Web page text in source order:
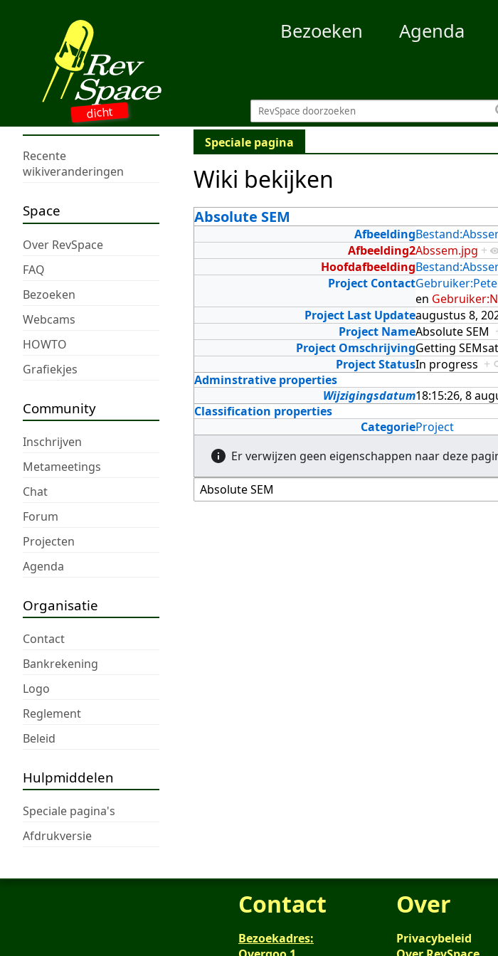
dicht
Bezoeken Agenda
Recente
wikiveranderingen
Space
Over RevSpace
FAQ
Bezoeken
Webcams
HOWTO
Grafiekjes
Community
Inschrijven
Metameetings
Chat
Forum
Projecten
Agenda
Organisatie
Contact
Bankrekening
Logo
Reglement
Beleid
Hulpmiddelen
Speciale pagina's
Afdrukversie
Speciale pagina
Wiki bekijken
Absolute SEM
Afbeelding
Afbeelding2Abssem.jpg +
Hoofdafbeelding
Project Contact
en
Project Last Updateaugustus 8,
Project NameAbsolute SEM
Project OmschrijvingGetting
Project StatusIn progress +
Adminstrative properties
Wijzigingsdatum18:15:26, 8
Classification properties
CategorieProject
Er verwijzen geen eigenschappen naar deze
Contact
Bezoekadres:
Over
Privacybeleid